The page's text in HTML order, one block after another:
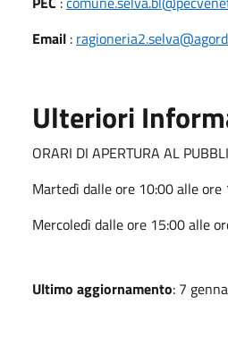
Email :
Ulteriori
ORARI DI APERTURA AL
Martedì dalle ore 10:00 alle ore
Mercoledì dalle ore 15:00 alle
Ultimo aggiornamento: 7